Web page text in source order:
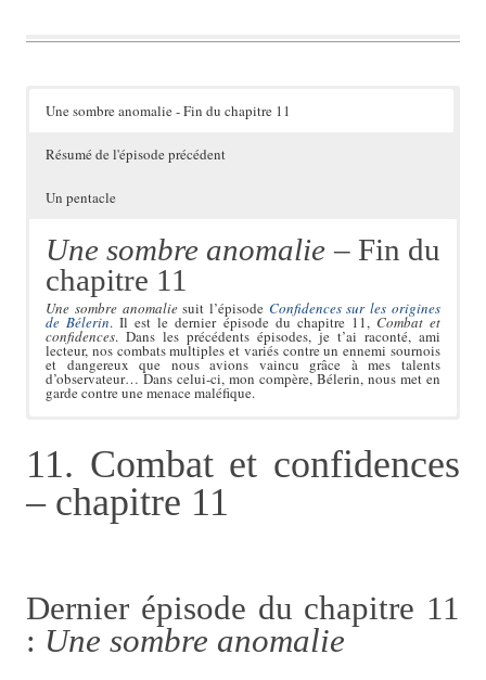
Une sombre anomalie - Fin du chapitre 11
Résumé de l'épisode précédent
Un pentacle
Une sombre anomalie – Fin du
chapitre 11
Une sombre anomaliesuit l’épisode Confidences sur les origines
de Bélerin. Il est le dernier épisode du chapitre 11, Combat et
confidences. Dans les précédents épisodes, je t’ai raconté, ami
lecteur, nos combats multiples et variés contre un ennemi sournois
et dangereux que nous avions vaincu grâce à mes talents
d’observateur… Dans celui-ci, mon compère, Bélerin, nous met en
garde contre une menace maléfique.
Dans l’épisode précédantUne sombre anomalie,Confidences sur
les origines de Bélerin, Bélerin, blessé par un trait empoisonné, et
soigné par Wulfina, a évoqué la société elve noire et son enfance.
Comme son nom l’indique, un pentacle est une étoile à cinq
branches. Dans les arcanes de la magie sombre, son dessin au sol
permet d’invoquer des monstres surgis des plans infernaux, des
entités abjectes et immondes, celles qui hantent nos pires
cauchemars. Sur le monde de Belmilor, où se déroule ce récit, celui
de ma deuxième vie de chat (siamois de surcroît), ils sont liés au
11. Combat et confidences
– chapitre 11
Dernier épisode du chapitre 11
: Une sombre anomalie